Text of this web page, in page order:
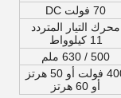
70 فولت DC
محرك التيار المتردد
11 كيلوواط
500 / 630 ملم
400 فولت أو 50 هرتز
أو 60 هرتز